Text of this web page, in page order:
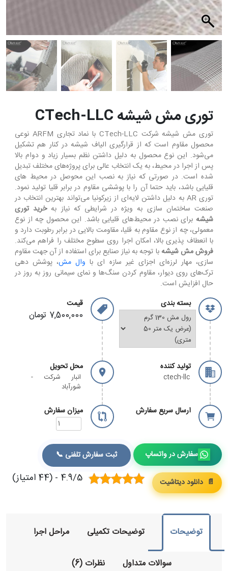
توری مش شیشه CTech-LLC
توری مش شیشه شرکت CTech-LLC با نماد تجاری ARFM نوعی
محصول مقاوم است که از قرارگیری الیاف شیشه در کنار هم تشکیل
می‌شود. این نوع محصول به دلیل داشتن نظم بسیار زیاد و دوام بالا
پس از اجرا در محیط، به یک انتخاب عالی برای پروژه‌های مختلف تبدیل
شده است. در صورتی که نیاز به نصب این محوصل در محیط‌ های
قلیایی باشد، باید حتما آن را با پوششی مقاوم در برابر قلیا تولید نمود.
توری AR به دلیل داشتن لایه‌ای از زیرکونیا می‌تواند بهترین انتخاب در
صنعت ساختمان سازی به ویژه در شرایطی که نیاز بهخرید توری
شیشه برای نصب در محیط‌های قلیایی باشد. این محصول چه از نوع
معمولی، چه از نوع مقاوم به قلیا، مقاومت بالایی در برابر رطوبت دارد و
با انعطاف پذیری بالا، امکان اجرا روی سطوح مختلف را فراهم می‌کند.
فروش مش شیشه با توجه به نیاز صنایع برای استفاده از آن جهت مقاوم
سازی، مهار لرزه‌ای اجزای غیر سازه‌ ای با وال مش، پوشش دهی
ترک‌های روی دیوار، مقاوم کردن سنگ‌ها و نمای سیمانی روز به روز در
حال افزایش است.
بسته بندی
قیمت
7,500,000 تومان
تولید کننده
ctech-llc
محل تحویل
انبار شرکت -
شورآباد
ارسال سریع سفارش میزان سفارش
سفارش در واتساپ ثبت سفارش تلفنی 📞
📄 دانلود دیتاشیت 4.9/5 - (44 امتیاز)
توضیحات توضیحات تکمیلی مراحل اجرا
سوالات متداول نظرات (6)